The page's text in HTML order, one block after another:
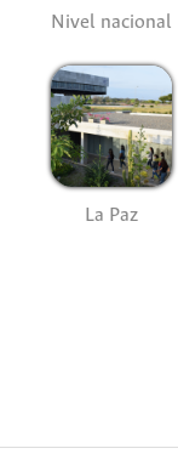
Nivel nacional
La Paz